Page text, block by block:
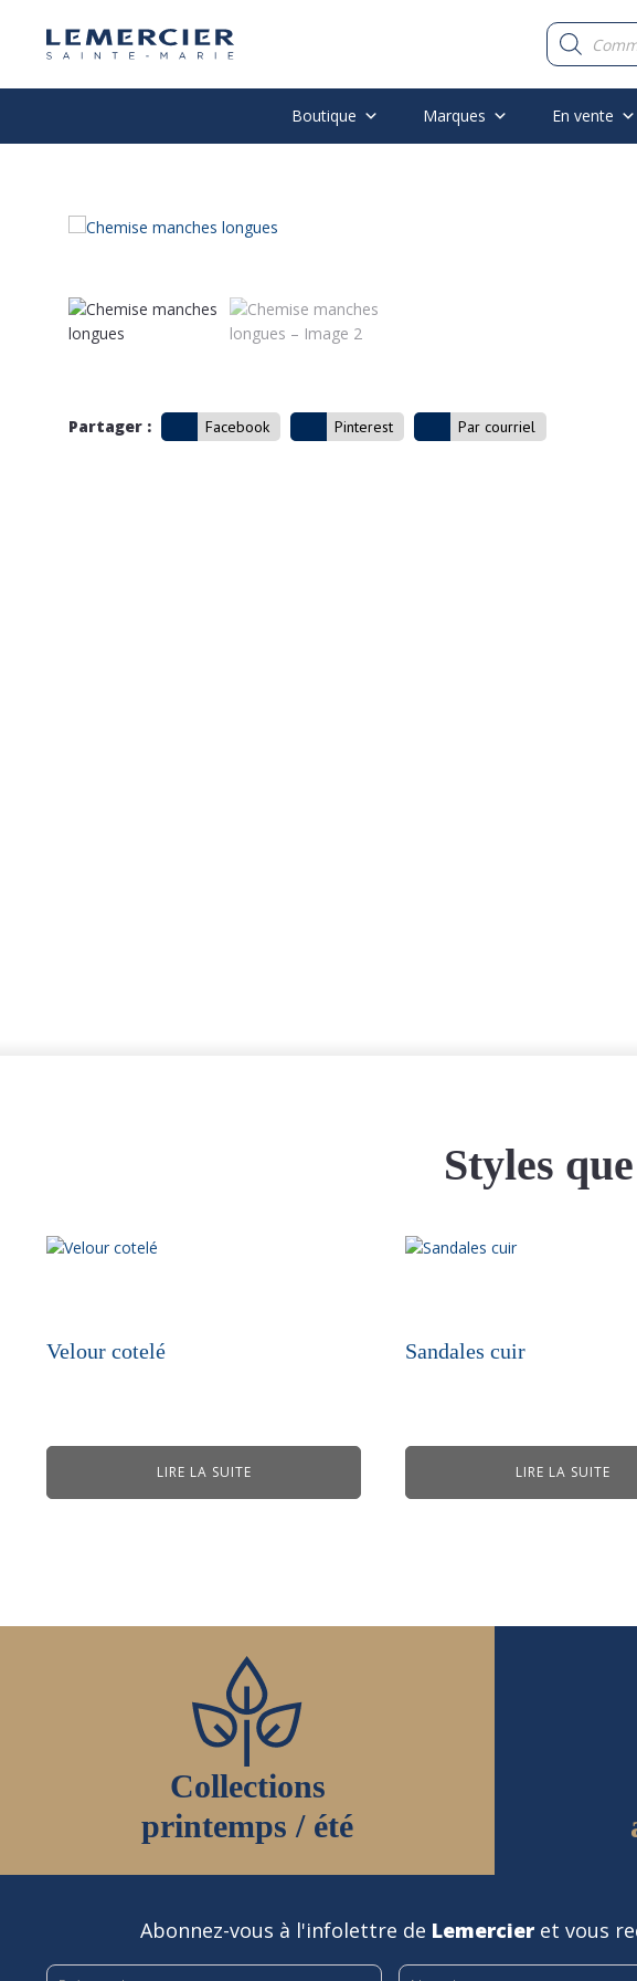
Recherche
de
produits
Boutique Marques En vente
Partager : Facebook Pinterest Par courriel
Styles
Velour cotelé
LIRE LA SUITE
Sandales cuir
LIRE LA SUITE
Collections
printemps / été
Abonnez-vous à l'infolettre de Lemercieret vous